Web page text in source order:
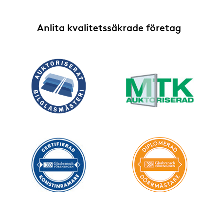
Anlita kvalitetssäkrade företag